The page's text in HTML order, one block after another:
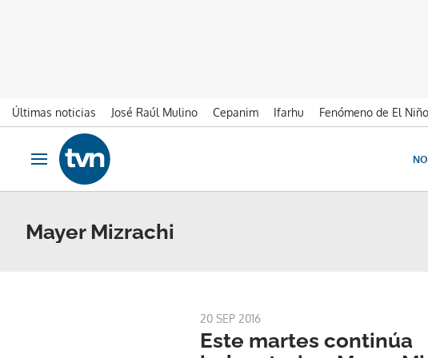
Últimas noticias José Raúl Mulino Cepanim Ifarhu Fenómeno de El Niño
Ir al contenido
Obrir navegació
Mayer Mizrachi
20 SEP 2016
Este martes continúa